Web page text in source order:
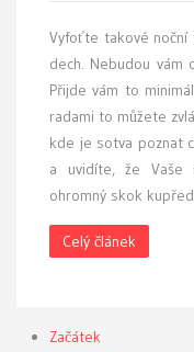
Vyfoťte takové noční
dech. Nebudou
Přijde vám to
radami to můžete
kde je sotva poznat
a uvidíte, že Vaše
ohromný skok
Celý článek
Začátek